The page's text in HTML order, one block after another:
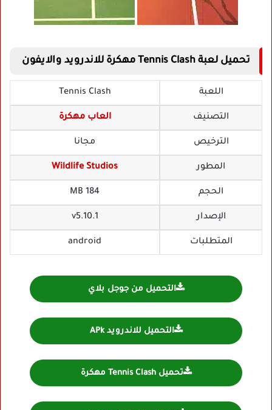
تحميل لعبة Tennis Clash مهكرة للاندرويد والايفون
اللعبة Tennis Clash
التصنيف العاب مهكرة
الترخيص مجانا
المطور Wildlife Studios
الحجم 184 MB
الإصدار v5.10.1
المتطلبات android
التحميل من جوجل بلاي
التحميل للاندرويد APk
تحميل Tennis Clash مهكرة